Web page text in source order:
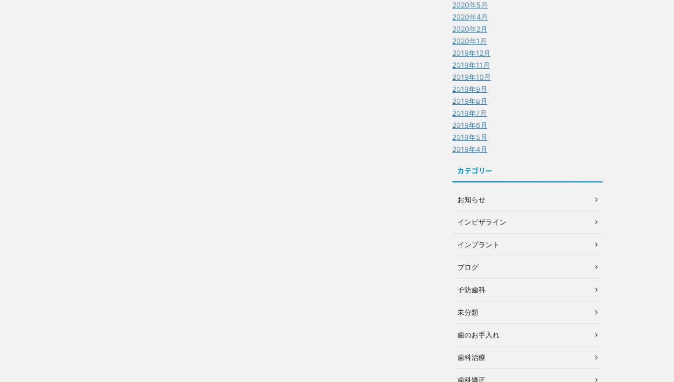
2020年5月
2020年4月
2020年2月
2020年1月
2019年12月
2019年11月
2019年10月
2019年9月
2019年8月
2019年7月
2019年6月
2019年5月
2019年4月
カテゴリー
お知らせ
インビザライン
インプラント
ブログ
予防歯科
未分類
歯のお手入れ
歯科治療
歯科矯正